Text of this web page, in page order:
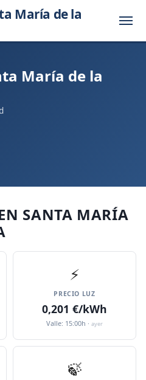
María de la
María de la
SANTA MARÍA
⚡
PRECIO LUZ
0,201 €/kWh
Valle: 15:00h · ayer
🍃